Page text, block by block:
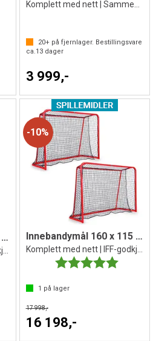
20+på fjernlager. Bestillingsvare
ca.13dager
3 999,-
Innebandymål 160 x 115 cm
10%
Innebandymål 160 x 115 cm | 2 stk
Karakter:
1 på lager
17 998,-
16 198,-